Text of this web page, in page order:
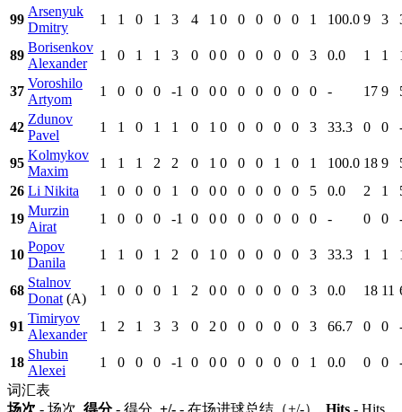
99
Arsenyuk
Dmitry
1 1 0 1 3 4 1 0 0 0 0 0 1 100.0 9 3
89
Borisenkov
Alexander
1 0 1 1 3 0 0 0 0 0 0 0 3 0.0 1 1
37
Voroshilo
Artyom
1 0 0 0 -1 0 0 0 0 0 0 0 0 - 17 9
42
Zdunov
Pavel
1 1 0 1 1 0 1 0 0 0 0 0 3 33.3 0 0
95
Kolmykov
Maxim
1 1 1 2 2 0 1 0 0 0 1 0 1 100.0 18 9
26 Li Nikita 1 0 0 0 1 0 0 0 0 0 0 0 5 0.0 2 1
19
Murzin
Airat
1 0 0 0 -1 0 0 0 0 0 0 0 0 - 0 0
10
Popov
Danila
1 1 0 1 2 0 1 0 0 0 0 0 3 33.3 1 1
68
Stalnov
Donat (A)
1 0 0 0 1 2 0 0 0 0 0 0 3 0.0 18 11
91
Timiryov
Alexander
1 2 1 3 3 0 2 0 0 0 0 0 3 66.7 0 0
18
Shubin
Alexei
1 0 0 0 -1 0 0 0 0 0 0 0 1 0.0 0 0
词汇表
场次 - 场次, 得分- 得分, +/- - 在场进球总结（+/-）, Hits - Hits,